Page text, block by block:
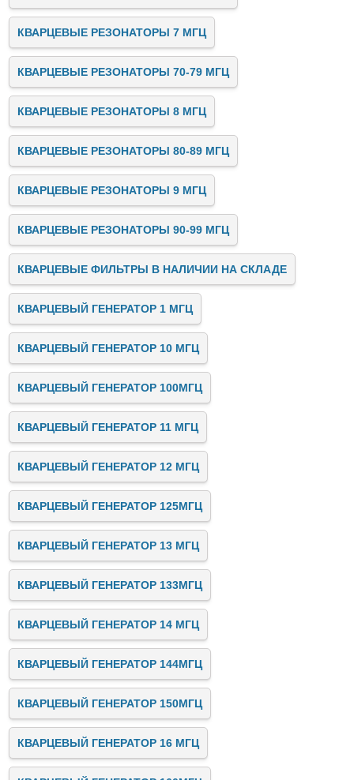
КВАРЦЕВЫЕ РЕЗОНАТОРЫ 7 МГЦ
КВАРЦЕВЫЕ РЕЗОНАТОРЫ 70-79 МГЦ
КВАРЦЕВЫЕ РЕЗОНАТОРЫ 8 МГЦ
КВАРЦЕВЫЕ РЕЗОНАТОРЫ 80-89 МГЦ
КВАРЦЕВЫЕ РЕЗОНАТОРЫ 9 МГЦ
КВАРЦЕВЫЕ РЕЗОНАТОРЫ 90-99 МГЦ
КВАРЦЕВЫЕ ФИЛЬТРЫ В НАЛИЧИИ НА СКЛАДЕ
КВАРЦЕВЫЙ ГЕНЕРАТОР 1 МГЦ
КВАРЦЕВЫЙ ГЕНЕРАТОР 10 МГЦ
КВАРЦЕВЫЙ ГЕНЕРАТОР 100МГЦ
КВАРЦЕВЫЙ ГЕНЕРАТОР 11 МГЦ
КВАРЦЕВЫЙ ГЕНЕРАТОР 12 МГЦ
КВАРЦЕВЫЙ ГЕНЕРАТОР 125МГЦ
КВАРЦЕВЫЙ ГЕНЕРАТОР 13 МГЦ
КВАРЦЕВЫЙ ГЕНЕРАТОР 133МГЦ
КВАРЦЕВЫЙ ГЕНЕРАТОР 14 МГЦ
КВАРЦЕВЫЙ ГЕНЕРАТОР 144МГЦ
КВАРЦЕВЫЙ ГЕНЕРАТОР 150МГЦ
КВАРЦЕВЫЙ ГЕНЕРАТОР 16 МГЦ